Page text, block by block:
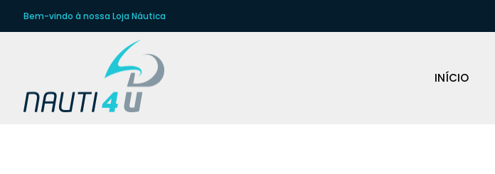
Bem-vindo à nossa Loja Náutica
INÍCIO